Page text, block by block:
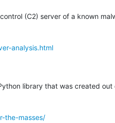
(C2) server of a known
analysis.html
library that was created
the-masses/